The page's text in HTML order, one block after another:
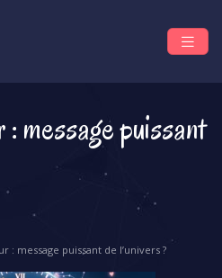
message puissant
: message puissant de l’univers ?